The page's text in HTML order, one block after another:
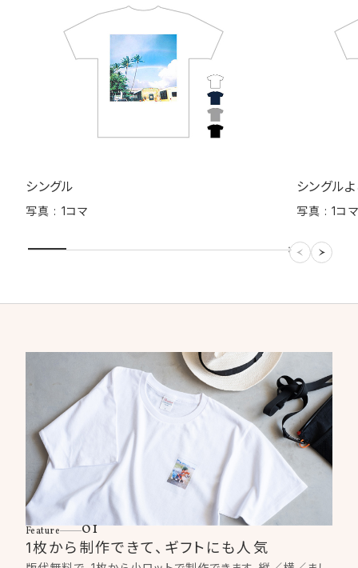
シングル
写真 : 1コマ
シングル
写真 : 1コ
Feature 01
1枚から制作できて、ギフトにも人気